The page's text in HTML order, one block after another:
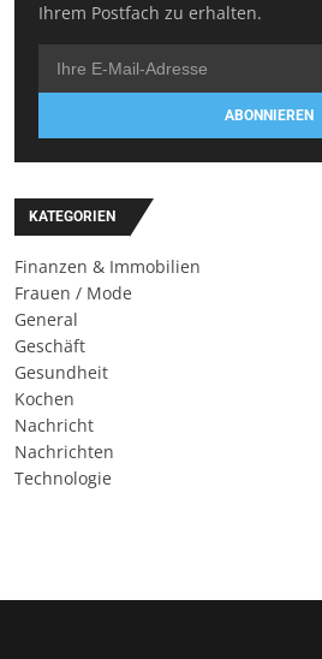
Ihrem Postfach zu erhalten.
ABONNIEREN
KATEGORIEN
Finanzen & Immobilien
Frauen / Mode
General
Geschäft
Gesundheit
Kochen
Nachricht
Nachrichten
Technologie